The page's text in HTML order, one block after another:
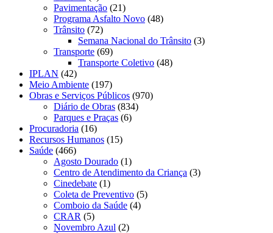
Pavimentação (21)
Programa Asfalto Novo (48)
Trânsito (72)
Semana Nacional do Trânsito (3)
Transporte (69)
Transporte Coletivo (48)
IPLAN (42)
Meio Ambiente (197)
Obras e Serviços Públicos (970)
Diário de Obras (834)
Parques e Praças (6)
Procuradoria (16)
Recursos Humanos (15)
Saúde (466)
Agosto Dourado (1)
Centro de Atendimento da Criança (3)
Cinedebate (1)
Coleta de Preventivo (5)
Comboio da Saúde (4)
CRAR (5)
Novembro Azul (2)